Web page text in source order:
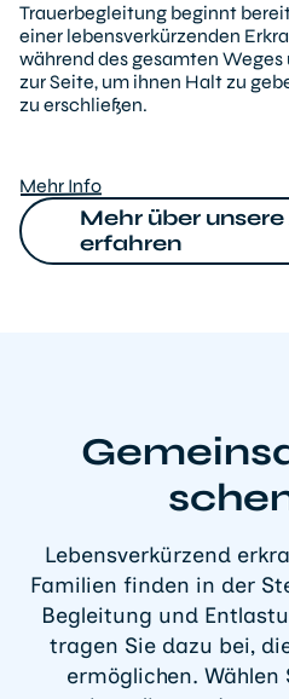
Trauerbegleitung beginnt
einer lebensverkürzenden
während des gesamten
zur Seite, um ihnen Halt zu
zu erschließen.
Mehr Info
Mehr über
erfahren
Lebensverkürzend
Familien finden in der
Begleitung und
tragen Sie dazu bei,
ermöglichen.